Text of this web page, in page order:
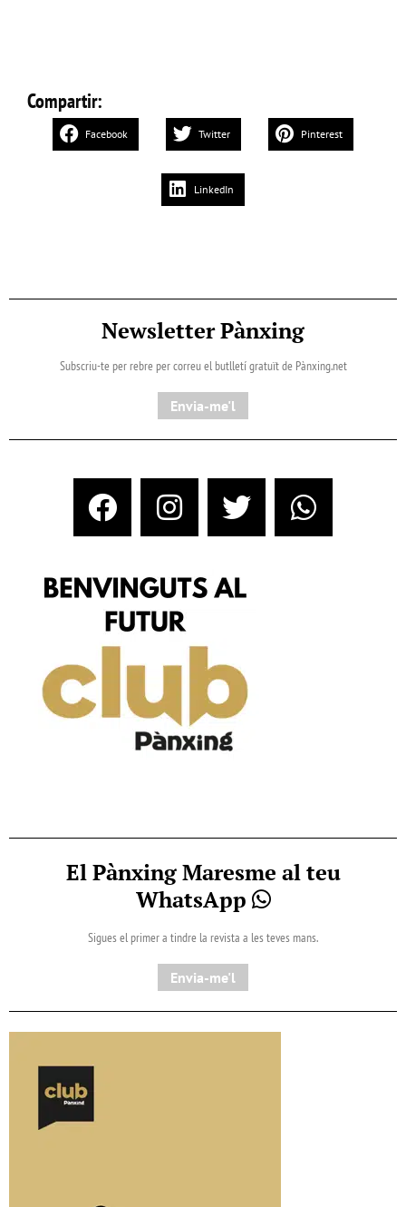
Compartir:
Facebook Twitter Pinterest
LinkedIn
Newsletter Pànxing
Subscriu-te per rebre per correu el butlletí gratuït de Pànxing.net​
Envia-me'l
El Pànxing Maresme al teu
WhatsApp
Sigues el primer a tindre la revista a les teves mans.
Envia-me'l